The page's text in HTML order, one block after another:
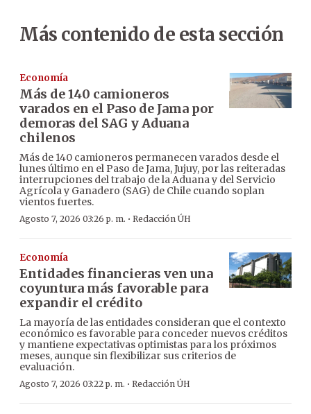
Más contenido de esta sección
Economía
Más de 140 camioneros
varados en el Paso de Jama por
demoras del SAG y Aduana
chilenos
Más de 140 camioneros permanecen varados desde el
lunes último en el Paso de Jama, Jujuy, por las reiteradas
interrupciones del trabajo de la Aduana y del Servicio
Agrícola y Ganadero (SAG) de Chile cuando soplan
vientos fuertes.
Agosto 7, 2026 03:26 p. m. · Redacción ÚH
Economía
Entidades financieras ven una
coyuntura más favorable para
expandir el crédito
La mayoría de las entidades consideran que el contexto
económico es favorable para conceder nuevos créditos
y mantiene expectativas optimistas para los próximos
meses, aunque sin flexibilizar sus criterios de
evaluación.
Agosto 7, 2026 03:22 p. m. · Redacción ÚH